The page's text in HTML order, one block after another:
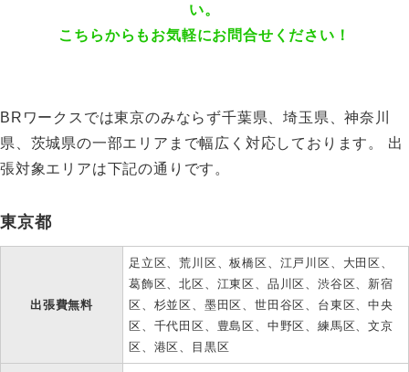
い。
こちらからもお気軽にお問合せください！
BRワークスでは東京のみならず千葉県、埼玉県、神奈川
県、茨城県の一部エリアまで幅広く対応しております。 出
張対象エリアは下記の通りです。
東京都
出張費無料
足立区、荒川区、板橋区、江戸川区、大田区、
葛飾区、北区、江東区、品川区、渋谷区、新宿
区、杉並区、墨田区、世田谷区、台東区、中央
区、千代田区、豊島区、中野区、練馬区、文京
区、港区、目黒区